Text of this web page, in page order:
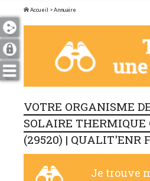
Accueil > Annuaire
VOTRE ORGANISME
SOLAIRE
(29520) | QUALIT'ENR
Je trouve